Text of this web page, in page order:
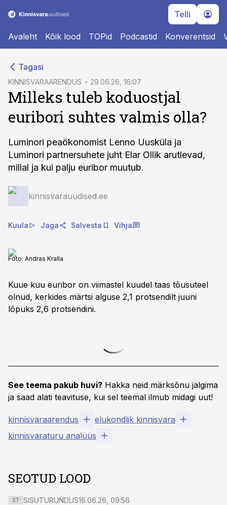
Telli
Avaleht Kõik lood TOPid Podcastid Konverentsid
Tagasi
KINNISVARAARENDUS 29.06.26, 16:07
Milleks tuleb koduostjal
euribori suhtes valmis olla?
Luminori peaökonomist Lenno Uusküla ja
Luminori partnersuhete juht Elar Ollik arutlevad,
millal ja kui palju euribor muutub.
kinnisvarauudised.ee
Kuula Jaga Salvesta Vihja
Foto: Andras Kralla
Kuue kuu euribor on viimastel kuudel taas tõusuteel
olnud, kerkides märtsi alguse 2,1 protsendilt juuni
lõpuks 2,6 protsendini.
See teema pakub huvi? Hakka neid märksõnu jälgima
ja saad alati teavituse, kui sel teemal ilmub midagi uut!
kinnisvaraarendus
elukondlik kinnisvara
kinnisvaraturu analüüs
SEOTUD LOOD
ST SISUTURUNDUS16.06.26, 09:56